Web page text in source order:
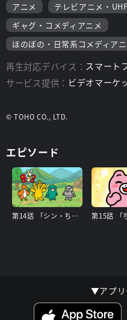
アニメ
テレビアニメ・
ギャグ・コメディアニメ
ほのぼの・日常系コメディア
再生対応デバイス： スマート
サービス提供： ビデオマーケ
© TOHO CO., LTD.
エピソード
第14話 「シン・ちびゴジラ」
▼アプリ